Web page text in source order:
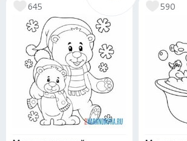
645 590